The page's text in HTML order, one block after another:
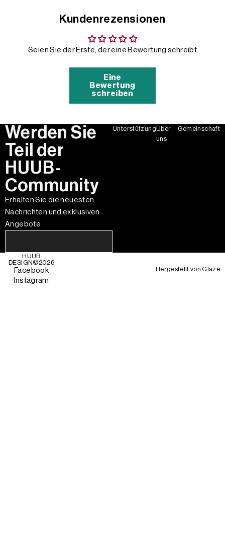
Kundenrezensionen
Seien Sie der Erste, der eine Bewertung schreibt
Eine
Bewertung
schreiben
Werden Sie
Teil der
HUUB-
Community
Erhalten Sie die neuesten
Nachrichten und exklusiven
Angebote
UnterstützungÜber
uns
Gemeinschaft
HUUB
DESIGN©2026
Facebook
Instagram
Hergestellt vonGlaze